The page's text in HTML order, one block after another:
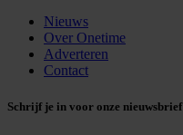
Nieuws
Over Onetime
Adverteren
Contact
Schrijf je in voor onze nieuwsbrief